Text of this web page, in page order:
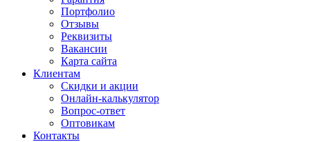
Портфолио
Отзывы
Реквизиты
Вакансии
Карта сайта
Клиентам
Скидки и акции
Онлайн-калькулятор
Вопрос-ответ
Оптовикам
Контакты